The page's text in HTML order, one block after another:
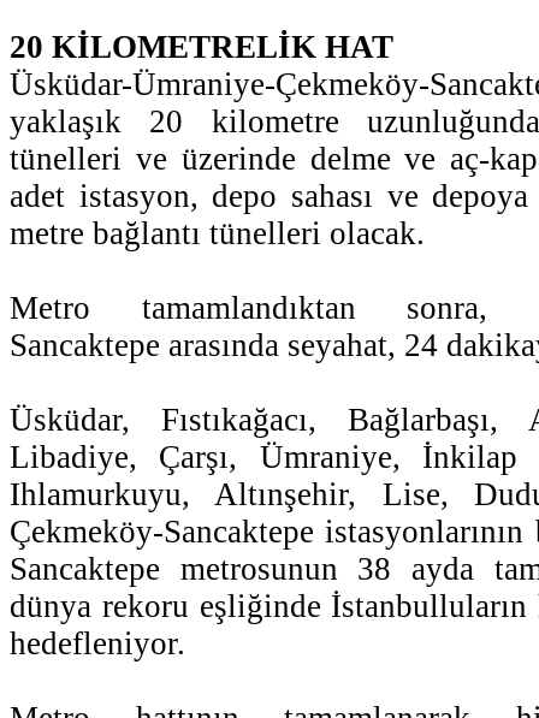
20 KİLOMETRELİK HAT
Üsküdar-Ümraniye-Çekmeköy-
yaklaşık 20 kilometre
tünelleri ve üzerinde delme ve aç-
adet istasyon, depo sahası ve
metre bağlantı tünelleri olacak.
Metro tamamlandıktan sonra,
Sancaktepe arasında seyahat, 24
Üsküdar, Fıstıkağacı, Bağlarbaşı,
Libadiye, Çarşı, Ümraniye, İnkilap
Ihlamurkuyu, Altınşehir, Lise,
Çekmeköy-Sancaktepe
Sancaktepe metrosunun 38 ayda
dünya rekoru eşliğinde İstanbulluların
hedefleniyor.